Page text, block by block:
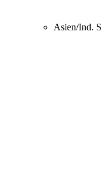
Asien/Ind.